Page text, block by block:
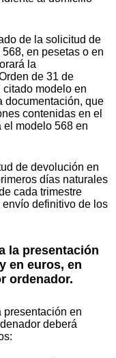
de la solicitud de
en pesetas o en
la
de 31 de
modelo en
documentación, que
contenidas en el
el modelo 568 en
de devolución en
días naturales
cada trimestre
definitivo de los
la presentación
en euros, en
ordenador.
en
deberá